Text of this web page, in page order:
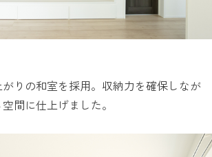
りの和室を採用。収納力を確保しなが
間に仕上げました。